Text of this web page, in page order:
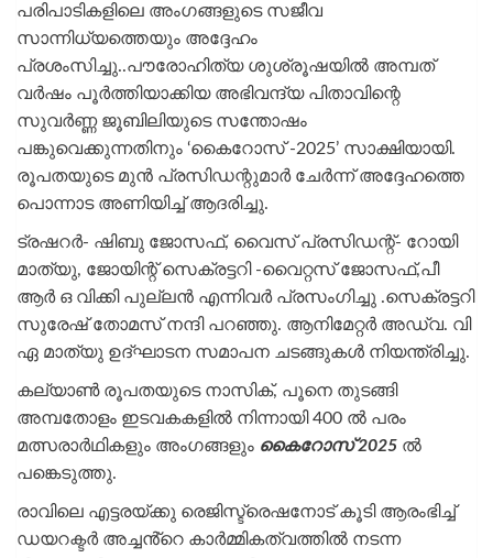
പരിപാടികളിലെ അംഗങ്ങളുടെ സജീവ
സാന്നിധ്യത്തെയും അദ്ദേഹം
പ്രശംസിച്ചു..പൗരോഹിത്യ ശുശ്രൂഷയിൽ അമ്പത്
വർഷം പൂർത്തിയാക്കിയ അഭിവന്ദ്യ പിതാവിന്റെ
സുവർണ്ണ ജൂബിലിയുടെ സന്തോഷം
പങ്കുവെക്കുന്നതിനും ‘കൈറോസ് -2025’ സാക്ഷിയായി.
രൂപതയുടെ മുൻ പ്രസിഡന്റുമാർ ചേർന്ന് അദ്ദേഹത്തെ
പൊന്നാട അണിയിച്ച് ആദരിച്ചു.
ട്രഷറർ- ഷിബു ജോസഫ്, വൈസ് പ്രസിഡന്റ്‌- റോയി
മാത്യു, ജോയിന്റ് സെക്രട്ടറി -വൈറ്റസ് ജോസഫ്,പീ
ആർ ഒ വിക്കി പുല്ലൻ എന്നിവർ പ്രസംഗിച്ചു .സെക്രട്ടറി
സുരേഷ് തോമസ് നന്ദി പറഞ്ഞു. ആനിമേറ്റർ അഡ്വ. വി
ഏ മാത്യു ഉദ്ഘാടന സമാപന ചടങ്ങുകൾ നിയന്ത്രിച്ചു.
കല്യാൺ രൂപതയുടെ നാസിക്, പൂനെ തുടങ്ങി
അമ്പതോളം ഇടവകകളിൽ നിന്നായി 400 ൽ പരം
മത്സരാർഥികളും അംഗങ്ങളും കൈറോസ് 2025 ൽ
പങ്കെടുത്തു.
രാവിലെ എട്ടരയ്ക്കു രെജിസ്ട്രെഷനോട് കൂടി ആരംഭിച്ച്
ഡയറക്ടർ അച്ചൻ്റെ കാർമ്മികത്വത്തിൽ നടന്ന